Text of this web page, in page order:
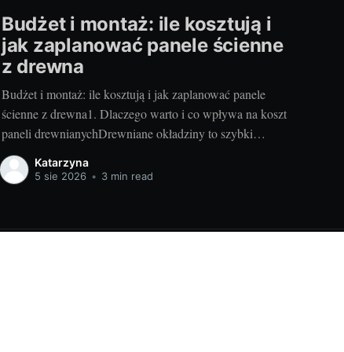
Budżet i montaż: ile kosztują i
jak zaplanować panele ścienne
z drewna
Budżet i montaż: ile kosztują i jak zaplanować panele
ścienne z drewna1. Dlaczego warto i co wpływa na koszt
paneli drewnianychDrewniane okładziny to szybki
sposób na ocieplenie wnętrza, poprawę akustyki i
podniesienie wartości nieruchomości. Szczególnie gdy
usłojenie, które trudno
Katarzyna
5 sie 2026 • 3 min read